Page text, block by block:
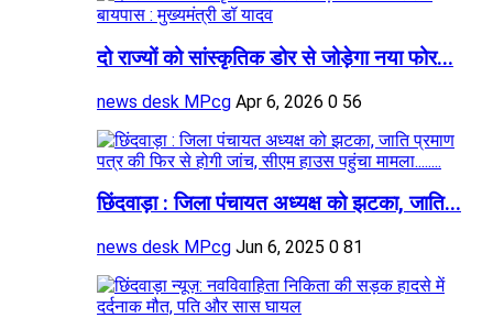
दो राज्यों को सांस्कृतिक डोर से जोड़ेगा नया फोर...
news desk MPcg Apr 6, 2026 0 56
छिंदवाड़ा : जिला पंचायत अध्यक्ष को झटका, जाति...
news desk MPcg Jun 6, 2025 0 81